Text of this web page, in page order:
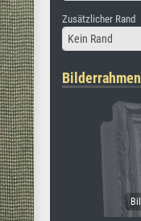
Zusätzlicher Rand
Kein Rand
Bilderrahmen